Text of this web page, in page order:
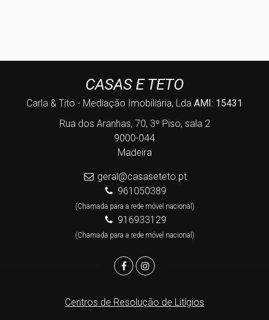
CASAS E TETO
Carla & Tito - Mediação Imobiliária, Lda AMI: 15431
Rua dos Aranhas, 70, 3º Piso, sala 2
9000-044
Madeira
geral@casaseteto.pt
961050389
(Chamada para a rede móvel nacional)
916933129
(Chamada para a rede móvel nacional)
Centros de Resolução de Litígios